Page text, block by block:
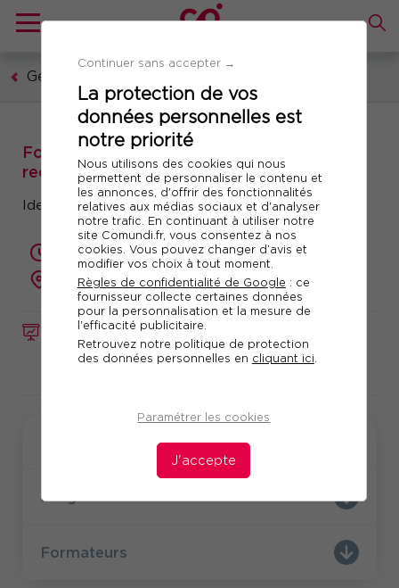
Continuer sans accepter →
La protection de vos
données personnelles est
notre priorité
Nous utilisons des cookies qui nous
permettent de personnaliser le contenu et
les annonces, d'offrir des fonctionnalités
relatives aux médias sociaux et d'analyser
notre trafic. En continuant à utiliser notre
site Comundi.fr, vous consentez à nos
cookies. Vous pouvez changer d’avis et
modifier vos choix à tout moment.
Règles de confidentialité de Google : ce
fournisseur collecte certaines données
pour la personnalisation et la mesure de
l'efficacité publicitaire.
Retrouvez notre politique de protection
des données personnelles en cliquant ici
Paramétrer les cookies
J'accepte
Gestion publique
FORMATION Réf. 10196
Télécharger le programme
Formation : Hypothèques et cadastre :
rechercher et exploiter les données
Identifier l'origine de propriété d'un bien
1 jour (7 heures)
présentiel ou à distance
Programme
Formateurs